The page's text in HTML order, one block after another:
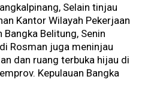
Selain tinjau
Kantor Wilayah Pekerjaan
Belitung, Senin
Rosman juga meninjau
dan ruang terbuka hijau di
Kepulauan Bangka